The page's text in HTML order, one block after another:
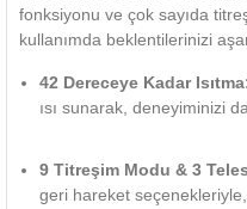
fonksiyonu ve çok sayıda
kullanımda beklentilerinizi
42 Dereceye Kadar
ısı sunarak, deneyiminizi
9 Titreşim Modu & 3
geri hareket